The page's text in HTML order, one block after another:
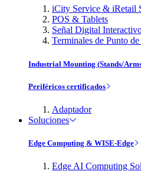
iCity Service & iRetail
POS & Tablets
Señal Digital
Terminales de Punto
Industrial Mounting (Stands/
Periféricos certificados
Adaptador
Soluciones
Edge Computing & WISE-Edge
Edge AI Computing